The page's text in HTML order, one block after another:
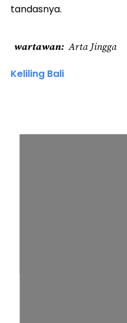
tandasnya.
wartawan Arta Jingga
Keliling Bali